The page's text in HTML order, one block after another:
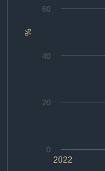
%
2022
0
20
40
60